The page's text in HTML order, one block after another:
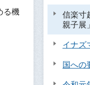
る機
信楽寸
親子展」
イナズ
国への